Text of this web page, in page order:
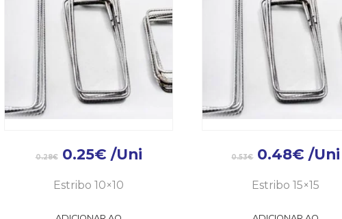
0.28€ 0.25€ /Uni
Estribo 10×10
0.53€ 0.48€ /Uni
Estribo 15×15